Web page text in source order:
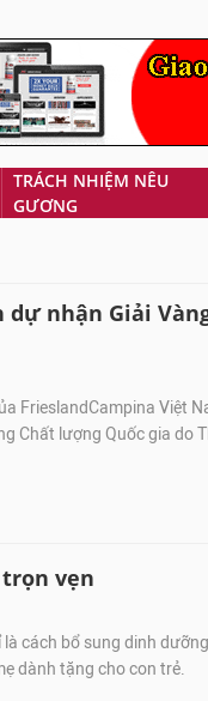
TRÁCH NHIỆM NÊU
GƯƠNG
dự nhận Giải
FrieslandCampina Việt
Chất lượng Quốc gia do
vẹn
là cách bổ sung dinh
dành tặng cho con trẻ.